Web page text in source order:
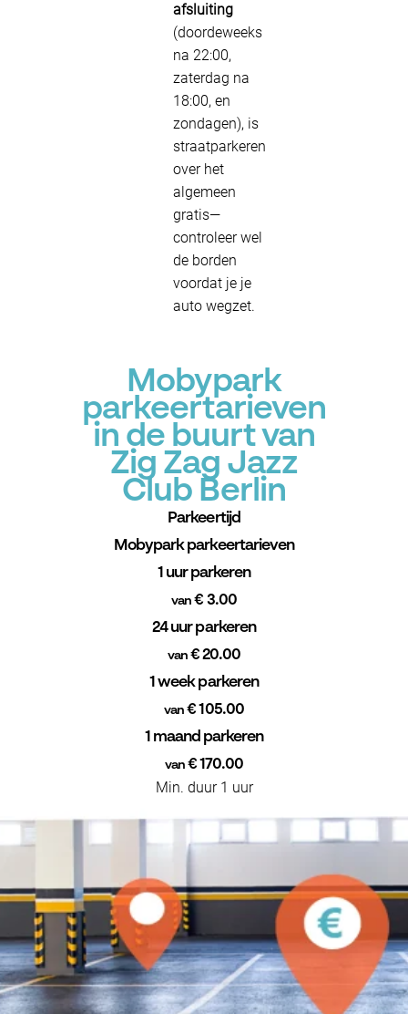
afsluiting
(doordeweeks
na 22:00,
zaterdag na
18:00, en
zondagen), is
straatparkeren
over het
algemeen
gratis—
controleer wel
de borden
voordat je je
auto wegzet.
Mobypark
parkeertarieven
in de buurt van
Zig Zag Jazz
Club Berlin
Parkeertijd
Mobypark parkeertarieven
1 uur parkeren
van € 3.00
24 uur parkeren
van€ 20.00
1 week parkeren
van € 105.00
1 maand parkeren
van€ 170.00
Min. duur 1 uur